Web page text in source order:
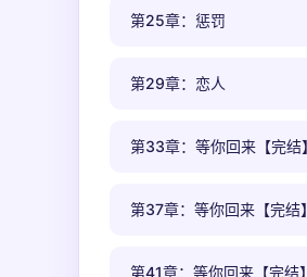
第25章：惩罚
第29章：恋人
第33章：等你回来【完结】
第37章：等你回来【完结
第41章：等你回来【完结